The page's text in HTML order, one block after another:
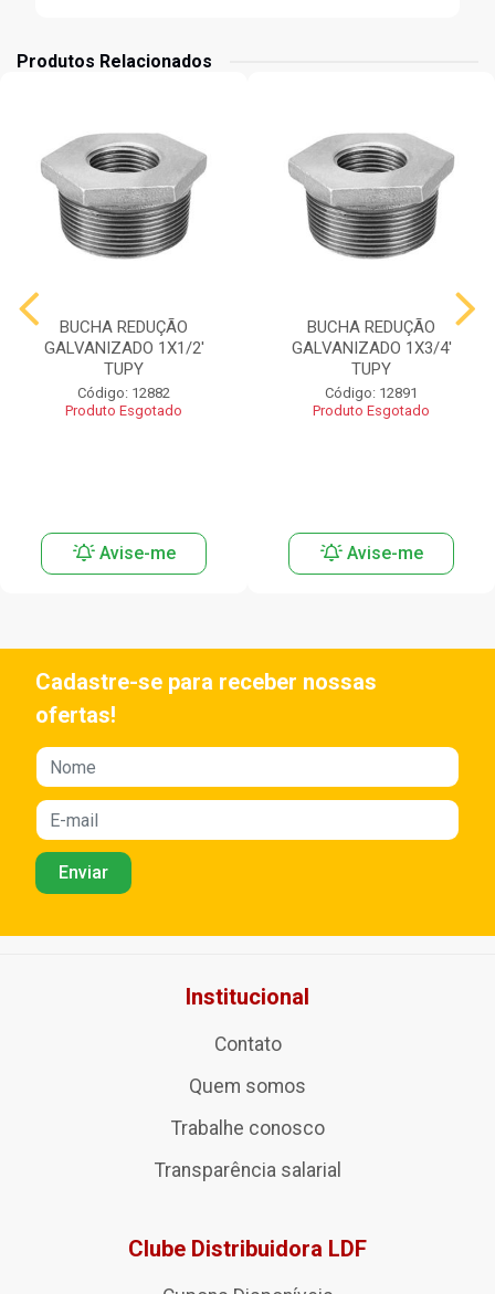
Produtos Relacionados
BUCHA REDUÇÃO
GALVANIZADO 1X1/2'
TUPY
Código: 12882
Produto Esgotado
Avise-me
BUCHA REDUÇÃO
GALVANIZADO 1X3/4'
TUPY
Código: 12891
Produto Esgotado
Avise-me
Cadastre-se para receber nossas
ofertas!
Institucional
Contato
Quem somos
Trabalhe conosco
Transparência salarial
Clube Distribuidora LDF